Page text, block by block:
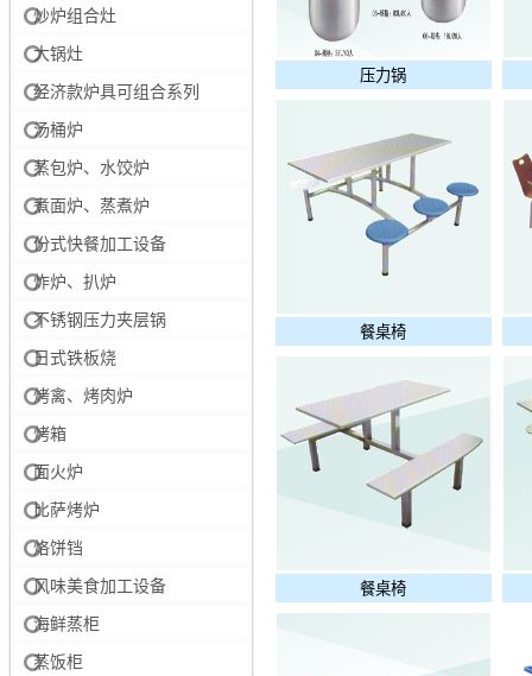
炒炉组合灶
大锅灶
经济款炉具可组合系列
汤桶炉
蒸包炉、水饺炉
煮面炉、蒸煮炉
份式快餐加工设备
炸炉、扒炉
不锈钢压力夹层锅
日式铁板烧
烤禽、烤肉炉
烤箱
面火炉
比萨烤炉
烙饼铛
风味美食加工设备
海鲜蒸柜
蒸饭柜
压力锅
餐桌椅
餐桌椅